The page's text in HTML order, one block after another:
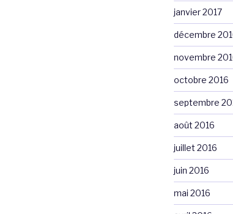
janvier 2017
décembre
novembre
octobre 2016
septembre
août 2016
juillet 2016
juin 2016
mai 2016